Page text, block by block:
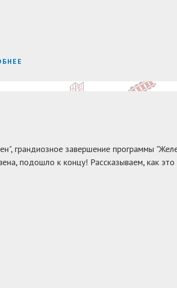
грандиозное завершение программы
подошло к концу! Рассказываем, как